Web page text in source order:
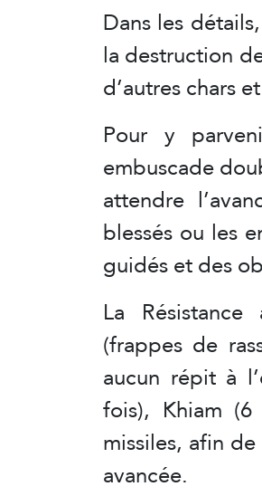
Dans les
la destruction
d’autres chars
Pour y
embuscade
attendre
blessés ou les
guidés et des
La
(frappes de
aucun répit à
fois), Khiam
missiles, afin
avancée.